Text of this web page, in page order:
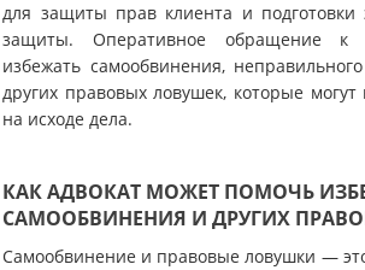
для защиты прав клиента и подготовки
защиты. Оперативное обращение к
избежать самообвинения,
других правовых ловушек, которые могут
на исходе дела.
КАК АДВОКАТ МОЖЕТ ПОМОЧЬ
САМООБВИНЕНИЯ И ДРУГИХ
Самообвинение и правовые ловушки —